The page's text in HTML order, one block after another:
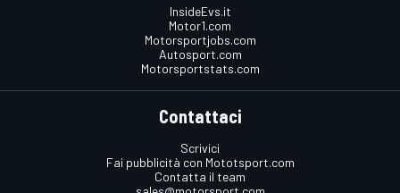
InsideEvs.it
Motor1.com
Motorsportjobs.com
Autosport.com
Motorsportstats.com
Contattaci
Scrivici
Fai pubblicità con Mototsport.com
Contatta il team